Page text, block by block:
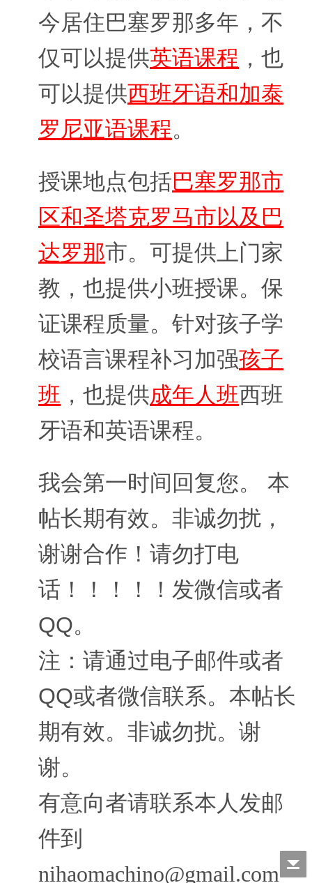
今居住巴塞罗那多年，不
仅可以提供英语课程 ，也
可以提供西班牙语和加泰
罗尼亚语课程。
授课地点包括巴塞罗那市
区和圣塔克罗马市以及巴
达罗那市。可提供上门家
教，也提供小班授课。保
证课程质量。针对孩子学
校语言课程补习加强孩子
班 ，也提供成年人班西班
牙语和英语课程。
我会第一时间回复您。 本
帖长期有效。非诚勿扰，
谢谢合作！请勿打电
话！！！！！发微信或者
QQ。
注：请通过电子邮件或者
QQ或者微信联系。本帖长
期有效。非诚勿扰。谢
谢。
有意向者请联系本人发邮
件到
nihaomachino@gmail.com